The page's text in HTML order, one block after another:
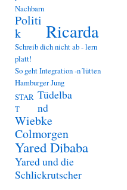
Nachbarn
Politi
k
Ricarda
Schreib dich nicht ab - lern
platt!
So geht Integration -n´lütten
Hamburger Jung
STAR
T
Tüdelba
nd
Wiebke
Colmorgen
Yared Dibaba
Yared und die
Schlickrutscher